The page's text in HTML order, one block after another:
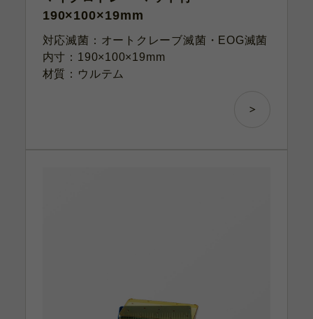
190×100×19mm
対応滅菌：オートクレーブ滅菌・EOG滅菌
内寸：190×100×19mm
材質：ウルテム